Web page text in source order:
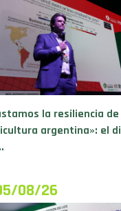
la resiliencia de
argentina»: el
08/26